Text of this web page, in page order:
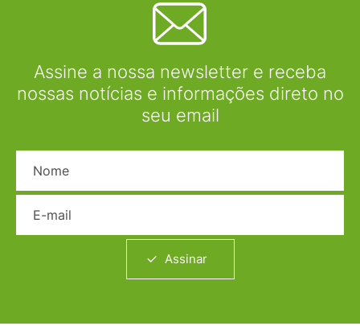
Assine a nossa newsletter e receba
nossas notícias e informações direto no
seu email
Assinar